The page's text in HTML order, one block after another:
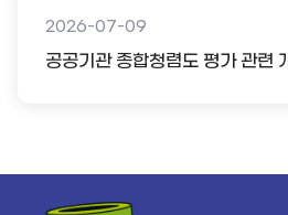
2026-07-09
공공기관 종합청렴도 평가 관련